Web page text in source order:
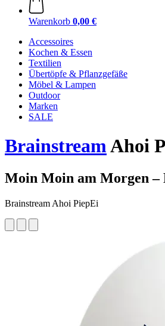
Warenkorb 0,00 €
Accessoires
Kochen & Essen
Textilien
Übertöpfe & Pflanzgefäße
Möbel & Lampen
Outdoor
Marken
SALE
BrainstreamAhoi
Moin Moin am Morgen –
Brainstream Ahoi PiepEi